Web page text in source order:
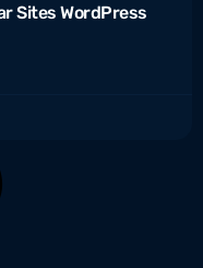
Sites WordPress